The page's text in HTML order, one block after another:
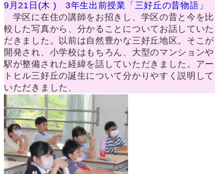
9月21日(木 ) 3年生出前授業「三好丘の昔物語」
学区に在住の講師をお招きし、学区の昔と今を比
較した写真から、分かることについてお話していた
だきました。以前は自然豊かな三好丘地区。そこが
開発され、小学校はもちろん、大型のマンションや
駅が整備された経緯を話していただきました。アー
トヒル三好丘の誕生について分かりやすく説明して
いただきました、